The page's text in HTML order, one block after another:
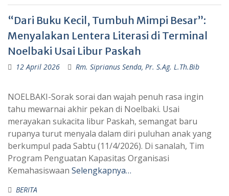
“Dari Buku Kecil, Tumbuh Mimpi Besar”:
Menyalakan Lentera Literasi di Terminal
Noelbaki Usai Libur Paskah
12 April 2026 Rm. Siprianus Senda, Pr. S.Ag. L.Th.Bib
NOELBAKI-Sorak sorai dan wajah penuh rasa ingin
tahu mewarnai akhir pekan di Noelbaki. Usai
merayakan sukacita libur Paskah, semangat baru
rupanya turut menyala dalam diri puluhan anak yang
berkumpul pada Sabtu (11/4/2026). Di sanalah, Tim
Program Penguatan Kapasitas Organisasi
Kemahasiswaan Selengkapnya…
BERITA